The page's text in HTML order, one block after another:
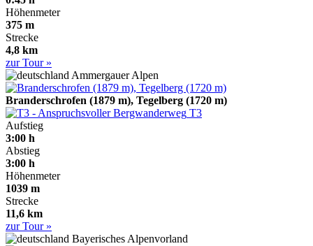
Höhenmeter
375 m
Strecke
4,8 km
zur Tour »
Ammergauer Alpen
Branderschrofen (1879 m), Tegelberg (1720 m)
T3
Aufstieg
3:00 h
Abstieg
3:00 h
Höhenmeter
1039 m
Strecke
11,6 km
zur Tour »
Bayerisches Alpenvorland